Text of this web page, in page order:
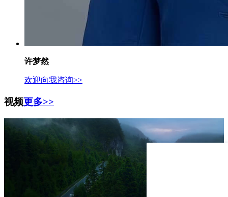
许梦然
欢迎向我咨询>>
视频更多>>